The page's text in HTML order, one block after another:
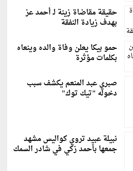
حقيقة مقاضاة زينة لـ أحمد عز
بهدف زيادة النفقة
حمو بيكا يعلن وفاة والده وينعاه
بكلمات مؤثرة
صبري عبد المنعم يكشف سبب
دخوله "تيك توك"
نبيلة عبيد تروي كواليس مشهد
جمعها بأحمد زكي في شادر السمك